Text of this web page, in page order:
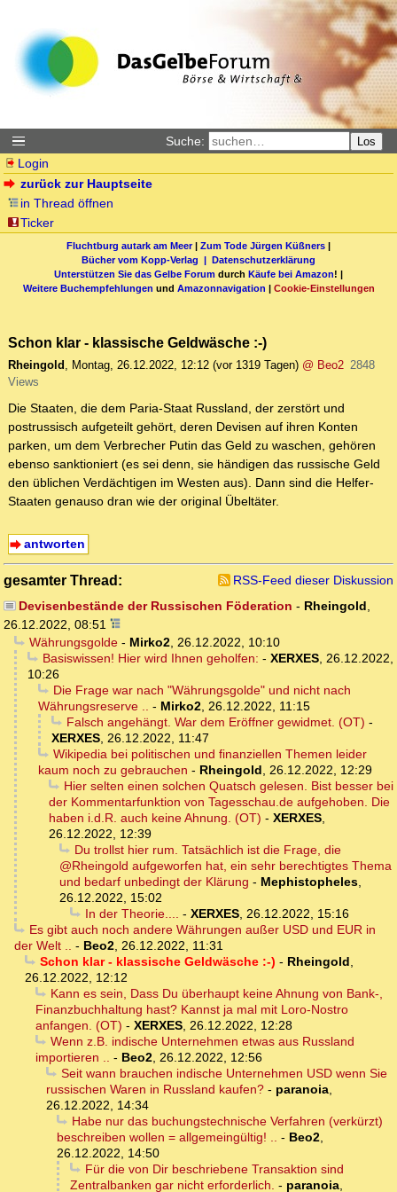
Suche: Los
Login
zurück zur Hauptseite
in Thread öffnen
Ticker
Fluchtburg autark am Meer| Zum Tode Jürgen Küßners |
Bücher vom Kopp-Verlag | Datenschutzerklärung
Unterstützen Sie das Gelbe Forum durch Käufe bei Amazon! |
Weitere Buchempfehlungen und Amazonnavigation | Cookie-Einstellungen
Schon klar - klassische Geldwäsche :-)
Rheingold , Montag, 26.12.2022, 12:12 (vor 1319 Tagen) @ Beo2 2848
Views
Die Staaten, die dem Paria-Staat Russland, der zerstört und
postrussisch aufgeteilt gehört, deren Devisen auf ihren Konten
parken, um dem Verbrecher Putin das Geld zu waschen, gehören
ebenso sanktioniert (es sei denn, sie händigen das russische Geld
den üblichen Verdächtigen im Westen aus). Dann sind die Helfer-
Staaten genauso dran wie der original Übeltäter.
antworten
gesamter Thread:
RSS-Feed dieser Diskussion
Devisenbestände der Russischen Föderation - Rheingold,
26.12.2022, 08:51
Währungsgolde- Mirko2, 26.12.2022, 10:10
Basiswissen! Hier wird Ihnen geholfen: - XERXES, 26.12.2022,
10:26
Die Frage war nach "Währungsgolde" und nicht nach
Währungsreserve .. - Mirko2, 26.12.2022, 11:15
Falsch angehängt. War dem Eröffner gewidmet. (OT) -
XERXES, 26.12.2022, 11:47
Wikipedia bei politischen und finanziellen Themen leider
kaum noch zu gebrauchen - Rheingold, 26.12.2022, 12:29
Hier selten einen solchen Quatsch gelesen. Bist besser bei
der Kommentarfunktion von Tagesschau.de aufgehoben. Die
haben i.d.R. auch keine Ahnung. (OT) - XERXES,
26.12.2022, 12:39
Du trollst hier rum. Tatsächlich ist die Frage, die
@Rheingold aufgeworfen hat, ein sehr berechtigtes Thema
und bedarf unbedingt der Klärung - Mephistopheles,
26.12.2022, 15:02
In der Theorie.... - XERXES, 26.12.2022, 15:16
Es gibt auch noch andere Währungen außer USD und EUR in
der Welt .. - Beo2, 26.12.2022, 11:31
Schon klar - klassische Geldwäsche :-) - Rheingold,
26.12.2022, 12:12
Kann es sein, Dass Du überhaupt keine Ahnung von Bank-,
Finanzbuchhaltung hast? Kannst ja mal mit Loro-Nostro
anfangen. (OT) - XERXES, 26.12.2022, 12:28
Wenn z.B. indische Unternehmen etwas aus Russland
importieren .. - Beo2, 26.12.2022, 12:56
Seit wann brauchen indische Unternehmen USD wenn Sie
russischen Waren in Russland kaufen? - paranoia,
26.12.2022, 14:34
Habe nur das buchungstechnische Verfahren (verkürzt)
beschreiben wollen = allgemeingültig! .. - Beo2,
26.12.2022, 14:50
Für die von Dir beschriebene Transaktion sind
Zentralbanken gar nicht erforderlich. - paranoia,